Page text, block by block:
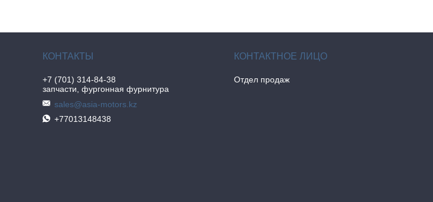
+7 (701) 314-84-38
запчасти, фургонная фурнитура
sales@asia-motors.kz
+77013148438
Отдел продаж